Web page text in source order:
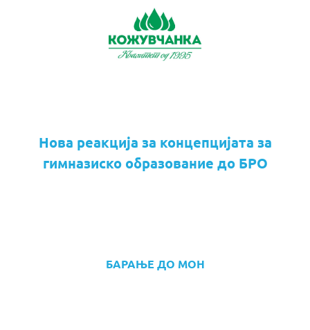
Нова реакција за концепцијата за
гимназиско образование до БРО
БАРАЊЕ ДО МОН